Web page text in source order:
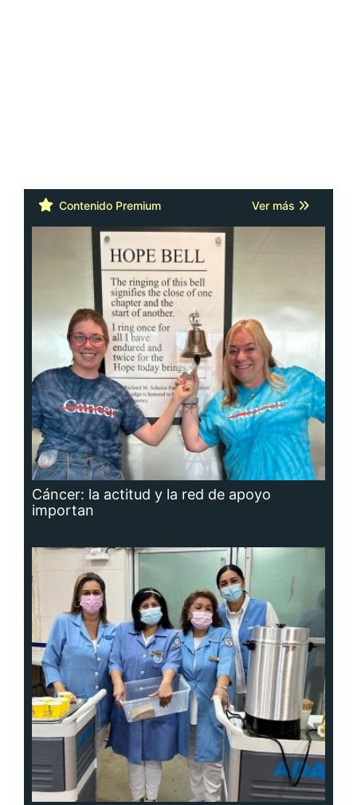
Contenido Premium Ver más
Cáncer: la actitud y la red de apoyo
importan